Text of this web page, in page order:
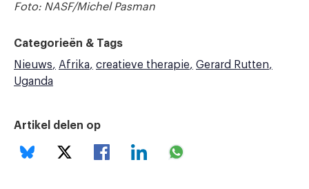
Foto: NASF/Michel Pasman
Categorieën & Tags
Nieuws
Afrika creatieve therapie
Gerard Rutten
Uganda
Artikel delen op